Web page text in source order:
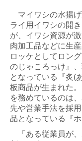
スタッフインタ
キャリアアップ
数字で見る松本
募集要項
お問合せ
マイワシの水揚げ
ライ用イワシの開
が、イワシ資源が
肉加工品などに生
ロッケとしてロン
のじゃころっけ』
となっている『炙(
板商品が生まれた
を務めているのは
先や営業手法を採
品となっている『
「ある従業員が、